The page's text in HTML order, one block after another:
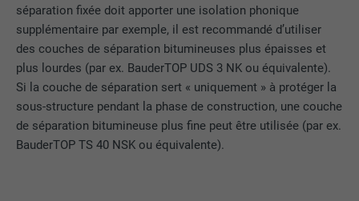
séparation fixée doit apporter une isolation phonique
supplémentaire par exemple, il est recommandé d’utiliser
des couches de séparation bitumineuses plus épaisses et
plus lourdes (par ex. BauderTOP UDS 3 NK ou équivalente).
Si la couche de séparation sert « uniquement » à protéger la
sous-structure pendant la phase de construction, une couche
de séparation bitumineuse plus fine peut être utilisée (par ex.
BauderTOP TS 40 NSK ou équivalente).
UTILITÉ
autorise l'utilisation de cookies. Ne
contient aucun élément d'identification.